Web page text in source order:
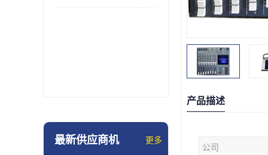
最新供应商机 更多
产品描述
公司